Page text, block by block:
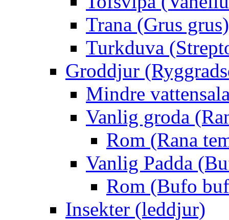
Trana (Grus grus)
Turkduva
Groddjur
Mindre
Vanlig groda
Rom (Rana
Vanlig Padda
Rom (Bufo
Insekter (leddjur)